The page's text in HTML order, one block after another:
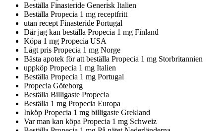
Beställa Finasteride Generisk Italien
Beställa Propecia 1 mg receptfritt
utan recept Finasteride Portugal
Där jag kan beställa Propecia 1 mg Finland
Köpa 1 mg Propecia USA
Lågt pris Propecia 1 mg Norge
Bästa apotek för att beställa Propecia 1 mg Storbritannien
uppköp Propecia 1 mg Italien
Beställa Propecia 1 mg Portugal
Propecia Göteborg
Beställa Billigaste Propecia
Beställa 1 mg Propecia Europa
Inköp Propecia 1 mg billigaste Grekland
Var man kan köpa Propecia 1 mg Schweiz